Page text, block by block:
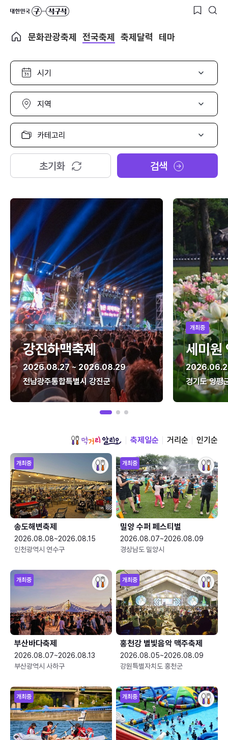
문화관광축제 전국축제 축제달력 테마
시
선
택
지
선
택
카
고
리
택
초기화 검색
강진하맥축제
2026.08.27 ~ 2026.08.29
전남광주통합특별시 강진군
개최중
세미원
경기도 양평
축제일순 거리순 인기순
개최중
송도해변축제
2026.08.08~2026.08.15
인천광역시 연수구
개최중
밀양 수퍼 페스티벌
2026.08.07~2026.08.09
경상남도 밀양시
개최중
부산바다축제
2026.08.07~2026.08.13
부산광역시 사하구
개최중
홍천강 별빛음악 맥주축제
2026.08.05~2026.08.09
강원특별자치도 홍천군
개최중 개최중